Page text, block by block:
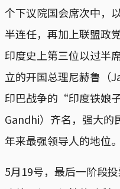
个下议院国会席次中，
半连任，再加上联盟政
印度史上第三位以过半
立的开国总理尼赫鲁（
印巴战争的“印度铁娘
Gandhi）齐名，强大的
年来最强领导人的地位。
5月19号，最后一阶段